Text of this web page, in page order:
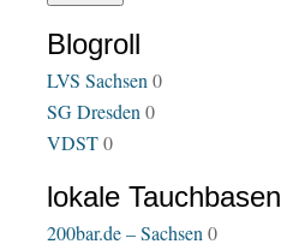
Blogroll
LVS Sachsen 0
SG Dresden 0
VDST0
lokale Tauchbasen
200bar.de – Sachsen 0